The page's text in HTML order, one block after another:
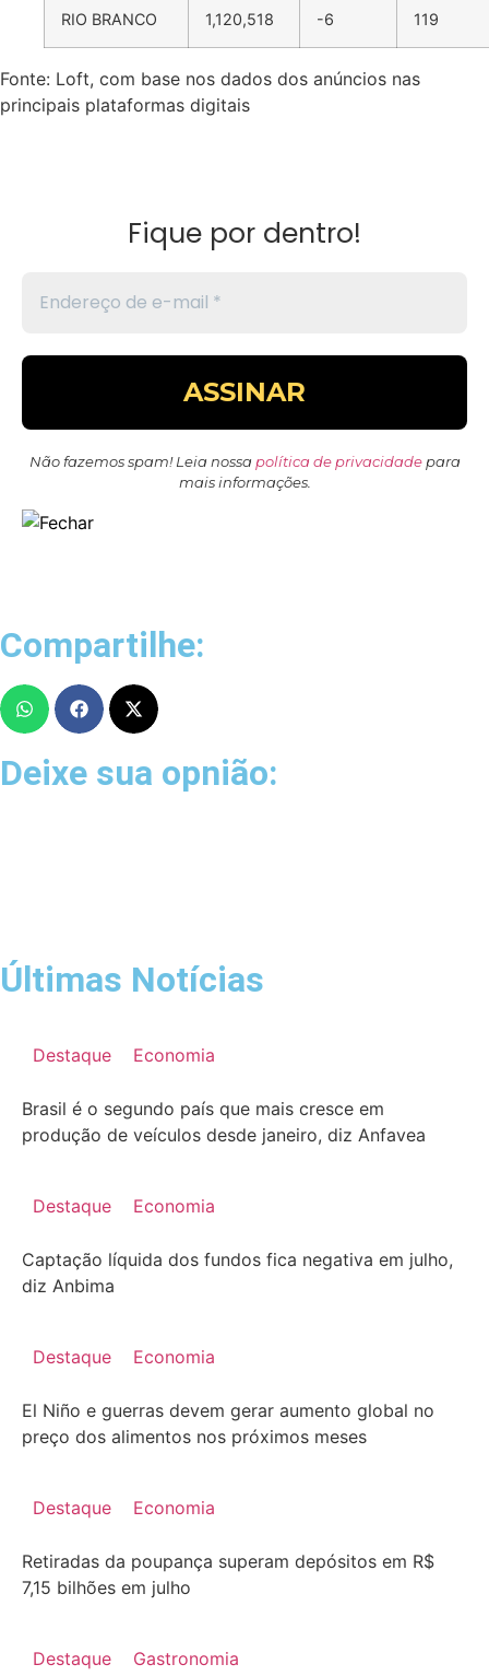
RIO BRANCO 1,120,518 -6 119
Fonte: Loft, com base nos dados dos anúncios nas
principais plataformas digitais
Fique por dentro!
Não fazemos spam! Leia nossa política de privacidadepara
mais informações.
Compartilhe:
Deixe sua opnião:
Últimas Notícias
Destaque Economia
Brasil é o segundo país que mais cresce em
produção de veículos desde janeiro, diz Anfavea
Destaque Economia
Captação líquida dos fundos fica negativa em julho,
diz Anbima
Destaque Economia
El Niño e guerras devem gerar aumento global no
preço dos alimentos nos próximos meses
Destaque Economia
Retiradas da poupança superam depósitos em R$
7,15 bilhões em julho
Destaque Gastronomia